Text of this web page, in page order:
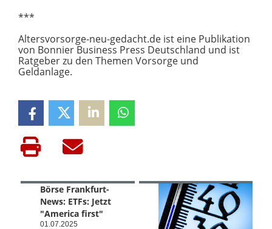
***
Altersvorsorge-neu-gedacht.de ist eine Publikation
von Bonnier Business Press Deutschland und ist
Ratgeber zu den Themen Vorsorge und
Geldanlage.
Börse Frankfurt-
News: ETFs: Jetzt
"America first"
01.07.2025